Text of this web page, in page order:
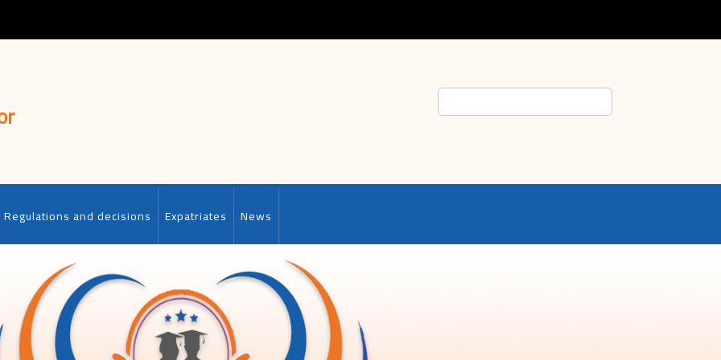
Regulations and decisions Expatriates News